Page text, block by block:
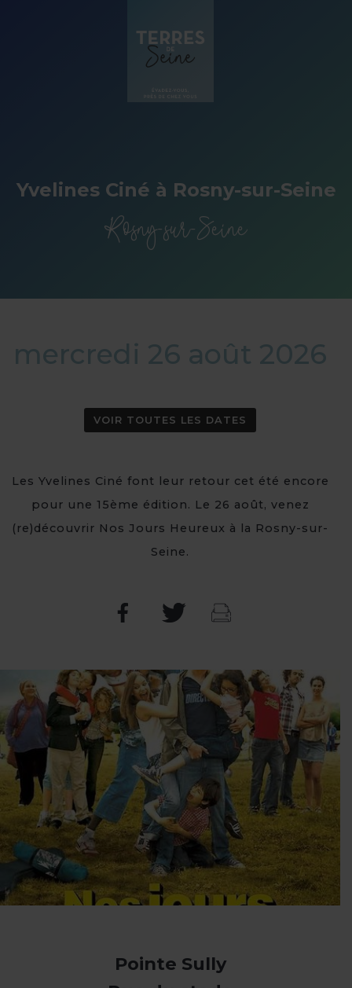
Yvelines Ciné à Rosny-sur-Seine
Rosny-sur-Seine
mercredi 26 août 2026
VOIR TOUTES LES DATES
Les Yvelines Ciné font leur retour cet été encore
pour une 15ème édition. Le 26 août, venez
(re)découvrir Nos Jours Heureux à la Rosny-sur-
Seine.
Pointe Sully